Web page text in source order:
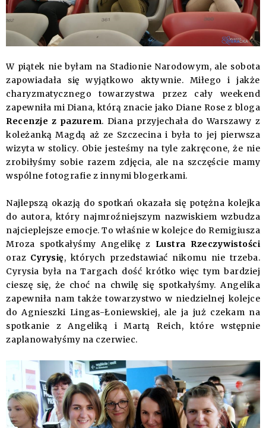
W piątek nie byłam na Stadionie Narodowym, ale sobota
zapowiadała się wyjątkowo aktywnie. Miłego i jakże
charyzmatycznego towarzystwa przez cały weekend
zapewniła mi Diana, którą znacie jako Diane Rose z bloga
Recenzje z pazurem. Diana przyjechała do Warszawy z
koleżanką Magdą aż ze Szczecina i była to jej pierwsza
wizyta w stolicy. Obie jesteśmy na tyle zakręcone, że nie
zrobiłyśmy sobie razem zdjęcia, ale na szczęście mamy
wspólne fotografie z innymi blogerkami.
Najlepszą okazją do spotkań okazała się potężna kolejka
do autora, który najmroźniejszym nazwiskiem wzbudza
najcieplejsze emocje. To właśnie w kolejce do Remigiusza
Mroza spotkałyśmy Angelikę z Lustra Rzeczywistości
oraz Cyrysię, których przedstawiać nikomu nie trzeba.
Cyrysia była na Targach dość krótko więc tym bardziej
cieszę się, że choć na chwilę się spotkałyśmy. Angelika
zapewniła nam także towarzystwo w niedzielnej kolejce
do Agnieszki Lingas-Łoniewskiej, ale ja już czekam na
spotkanie z Angeliką i Martą Reich, które wstępnie
zaplanowałyśmy na czerwiec.